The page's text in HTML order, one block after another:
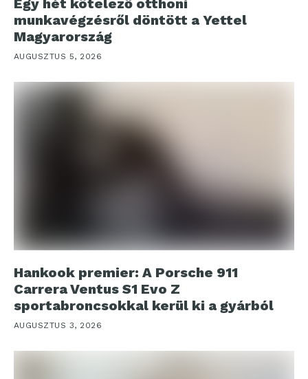
Egy hét kötelező otthoni
munkavégzésről döntött a Yettel
Magyarország
AUGUSZTUS 5, 2026
Hankook premier: A Porsche 911
Carrera Ventus S1 Evo Z
sportabroncsokkal kerül ki a gyárból
AUGUSZTUS 3, 2026